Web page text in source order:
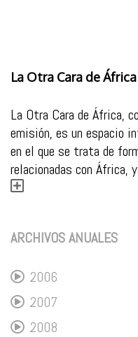
La Otra Cara de África
La Otra Cara de África,
emisión, es un espacio
en el que se trata de
relacionadas con África,
ARCHIVOS ANUALES
2006
2007
2008